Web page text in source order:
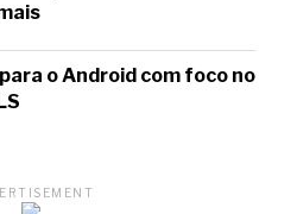
o Android com foco no